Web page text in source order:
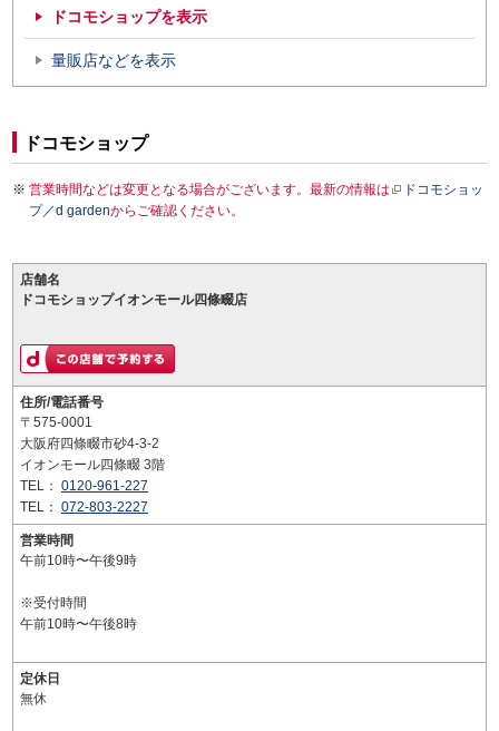
ドコモショップを表示
量販店などを表示
ドコモショップ
営業時間などは変更となる場合がございます。最新の情報は
ドコモショッ
プ／d gardenからご確認ください。
店舗名
ドコモショップイオンモール四條畷店
住所/電話番号
〒575-0001
大阪府四條畷市砂4-3-2
イオンモール四條畷 3階
TEL： 0120-961-227
TEL： 072-803-2227
営業時間
午前10時〜午後9時
※受付時間
午前10時〜午後8時
定休日
無休